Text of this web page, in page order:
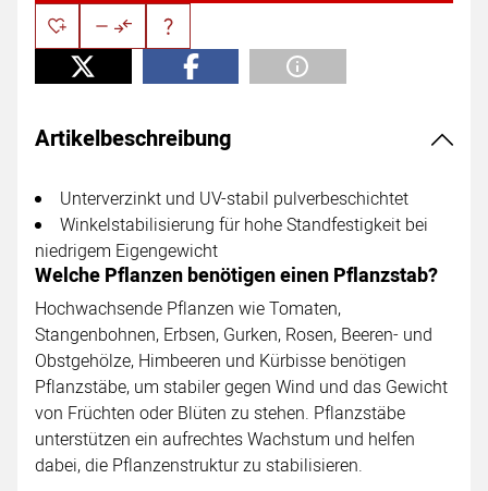
Artikelbeschreibung
Unterverzinkt und UV-stabil pulverbeschichtet
Winkelstabilisierung für hohe Standfestigkeit bei
niedrigem Eigengewicht
Welche Pflanzen benötigen einen Pflanzstab?
Hochwachsende Pflanzen wie Tomaten,
Stangenbohnen, Erbsen, Gurken, Rosen, Beeren- und
Obstgehölze, Himbeeren und Kürbisse benötigen
Pflanzstäbe, um stabiler gegen Wind und das Gewicht
von Früchten oder Blüten zu stehen. Pflanzstäbe
unterstützen ein aufrechtes Wachstum und helfen
dabei, die Pflanzenstruktur zu stabilisieren.